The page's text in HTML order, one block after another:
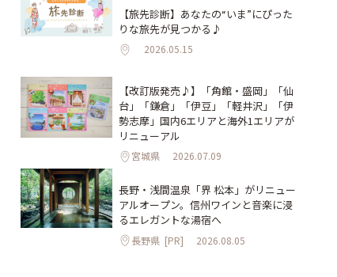
【旅先診断】あなたの“いま”にぴった
りな旅先が見つかる♪
2026.05.15
【改訂版発売♪】「角館・盛岡」「仙
台」「鎌倉」「伊豆」「軽井沢」「伊
勢志摩」国内6エリアと海外1エリアが
リニューアル
宮城県 2026.07.09
長野・浅間温泉「界 松本」がリニュー
アルオープン。信州ワインと音楽に浸
るエレガントな湯宿へ
長野県 [PR] 2026.08.05